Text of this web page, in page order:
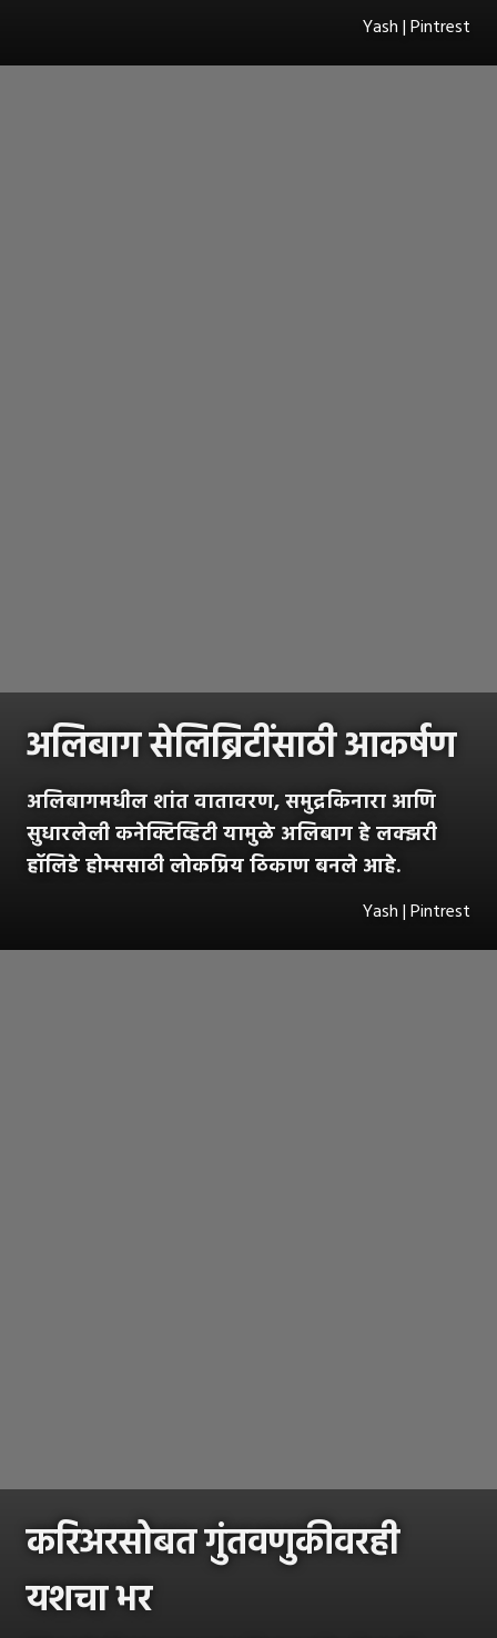
Yash | Pintrest
अलिबाग सेलिब्रिटींसाठी आकर्षण
अलिबागमधील शांत वातावरण, समुद्रकिनारा आणि
सुधारलेली कनेक्टिव्हिटी यामुळे अलिबाग हे लक्झरी
हॉलिडे होम्ससाठी लोकप्रिय ठिकाण बनले आहे.
Yash | Pintrest
करिअरसोबत गुंतवणुकीवरही
यशचा भर